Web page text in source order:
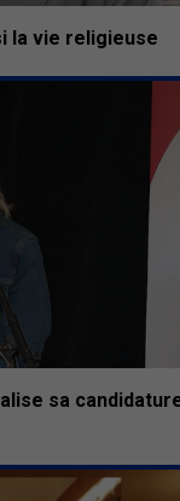
la vie religieuse
sa